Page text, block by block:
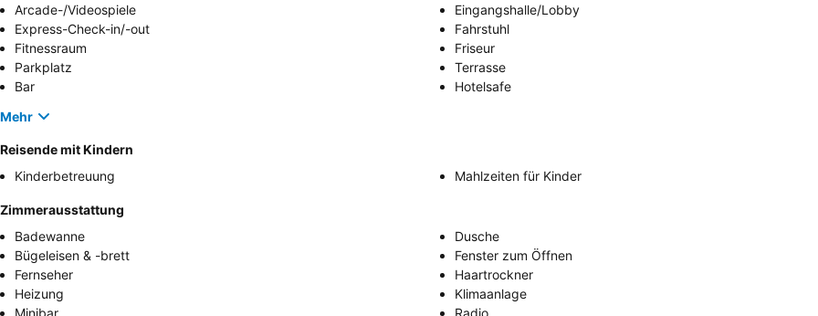
Arcade-/Videospiele
Eingangshalle/Lobby
Express-Check-in/-out
Fahrstuhl
Fitnessraum
Friseur
Parkplatz
Terrasse
Bar
Hotelsafe
Mehr
Reisende mit Kindern
Kinderbetreuung
Mahlzeiten für Kinder
Zimmerausstattung
Badewanne
Dusche
Bügeleisen & -brett
Fenster zum Öffnen
Fernseher
Haartrockner
Heizung
Klimaanlage